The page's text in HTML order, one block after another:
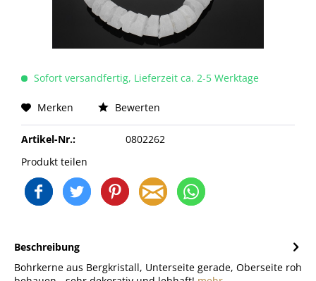
Sofort versandfertig, Lieferzeit ca. 2-5 Werktage
Merken Bewerten
Artikel-Nr.:
0802262
Produkt teilen
Beschreibung
Bohrkerne aus Bergkristall, Unterseite gerade, Oberseite roh